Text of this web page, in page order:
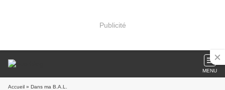
Publicité
MENU
Accueil » Dans ma B.A.L.